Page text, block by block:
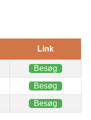
Link
Besøg
Besøg
Besøg